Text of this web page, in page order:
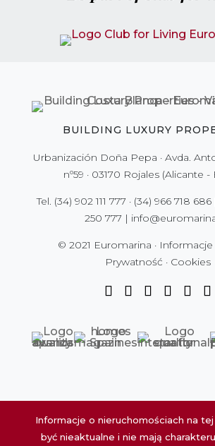
BUILDING LUXURY
Urbanización Doña Pepa · Avda.
nº59 · 03170 Rojales (Alicante -
Tel. (34) 902 111 777 · (34) 966 718 686
250 777 |
© 2021 Euromarina ·
Prywatność · Cookies
Informacje o nieruchomościach na
być nieaktualne i nie mają